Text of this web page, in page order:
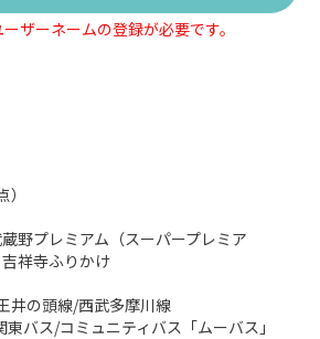
ザーネームの登録が必要です。
野プレミアム（スーパープレミア
祥寺ふりかけ
井の頭線/西武多摩川線
東バス/コミュニティバス「ムーバス」